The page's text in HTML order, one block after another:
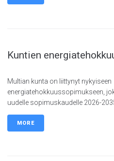
Kuntien
Multian kunta on liittynyt nykyiseen
energiatehokkuussopimukseen,
uudelle sopimuskaudelle 2026-
MORE